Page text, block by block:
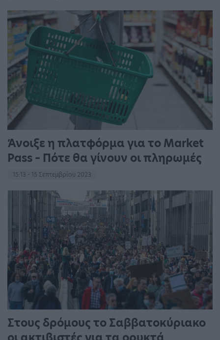
Άνοιξε η πλατφόρμα για το Market
Pass – Πότε θα γίνουν οι πληρωμές
15:13 - 15 Σεπτεμβρίου 2023
Στους δρόμους το Σαββατοκύριακο